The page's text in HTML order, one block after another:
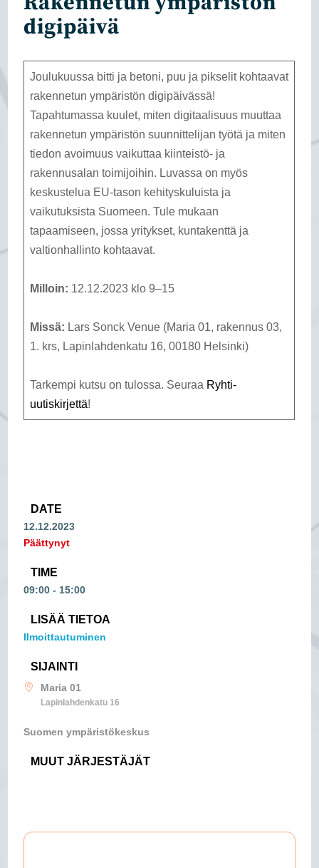
digipäivä
Joulukuussa bitti ja betoni, puu ja pikselit kohtaavat
rakennetun ympäristön digipäivässä!
Tapahtumassa kuulet, miten digitaalisuus muuttaa
rakennetun ympäristön suunnittelijan työtä ja miten
tiedon avoimuus vaikuttaa kiinteistö- ja
rakennusalan toimijoihin. Luvassa on myös
keskustelua EU-tason kehityskuluista ja
vaikutuksista Suomeen. Tule mukaan
tapaamiseen, jossa yritykset, kuntakenttä ja
valtionhallinto kohtaavat.
Milloin: 12.12.2023 klo 9–15
Missä: Lars Sonck Venue (Maria 01, rakennus 03,
1. krs, Lapinlahdenkatu 16, 00180 Helsinki)
Tarkempi kutsu on tulossa. Seuraa Ryhti-
uutiskirjettä!
DATE
12.12.2023
Päättynyt
TIME
09:00 - 15:00
LISÄÄ TIETOA
Ilmoittautuminen
SIJAINTI
Maria 01
Lapinlahdenkatu 16
Suomen ympäristökeskus
MUUT JÄRJESTÄJÄT